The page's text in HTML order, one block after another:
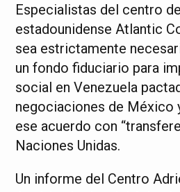
Especialistas del centro
estadounidense Atlantic
sea estrictamente
un fondo fiduciario para
social en Venezuela
negociaciones de México
ese acuerdo con
Naciones Unidas.
Un informe del Centro